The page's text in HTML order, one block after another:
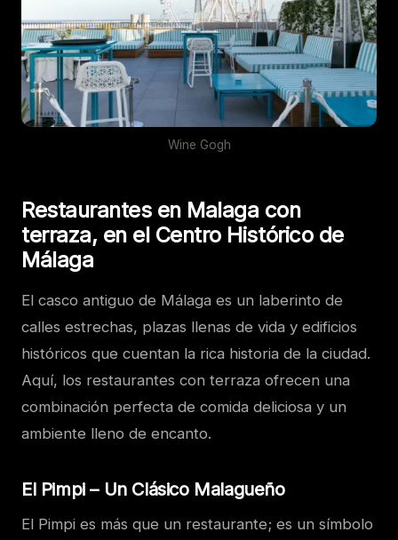
Wine Gogh
Restaurantes en Malaga con
terraza, en el Centro Histórico de
Málaga
El casco antiguo de Málaga es un laberinto de
calles estrechas, plazas llenas de vida y edificios
históricos que cuentan la rica historia de la ciudad.
Aquí, los restaurantes con terraza ofrecen una
combinación perfecta de comida deliciosa y un
ambiente lleno de encanto.
El Pimpi – Un Clásico Malagueño
El Pimpi es más que un restaurante; es un símbolo